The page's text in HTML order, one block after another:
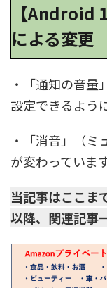
【Android
による変更
・「通知の音量
設定できるよう
・「消音」（ミ
が変わっています
当記事はここま
以降、関連記事